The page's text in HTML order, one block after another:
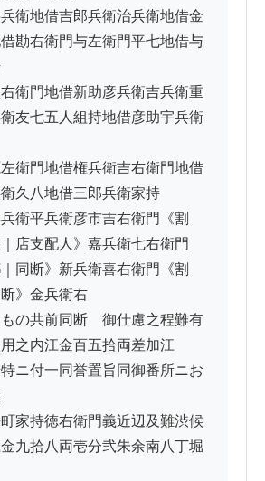
衛地借吉郎兵衛治兵衛地借金
勘右衛門与左衛門平七地借与
門地借新助彦兵衛吉兵衛重
友七五人組持地借彦助宇兵衛
門地借権兵衛吉右衛門地借
久八地借三郎兵衛家持
平兵衛彦市吉右衛門《割
店支配人》嘉兵衛七右衛門
｜同断》新兵衛喜右衛門《割
》金兵衛右
共前同断　御仕慮之程難有
之内江金百五拾両差加江
付一同誉置旨同御番所ニお
家持徳右衛門義近辺及難渋候
九拾八両壱分弐朱余南八丁堀